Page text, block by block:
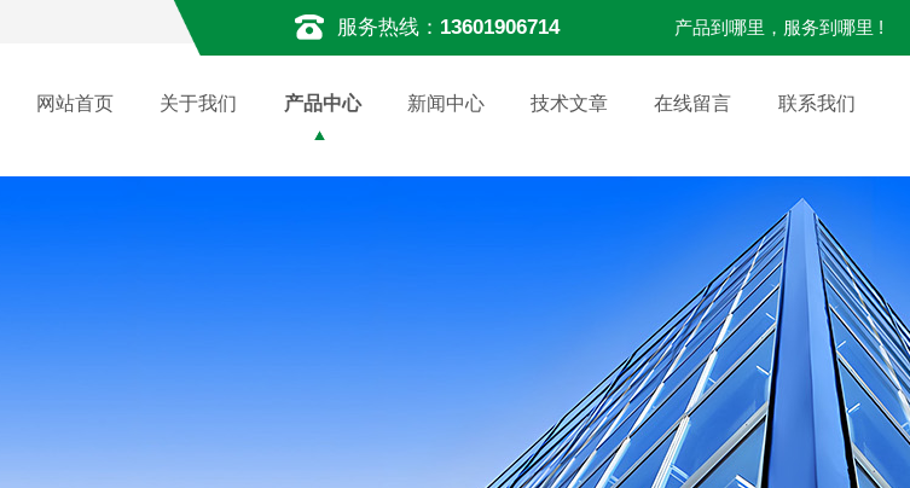
服务热线： 13601906714 产品到哪里，服务到哪里 !
网站首页 关于我们 产品中心 新闻中心 技术文章 在线留言 联系我们